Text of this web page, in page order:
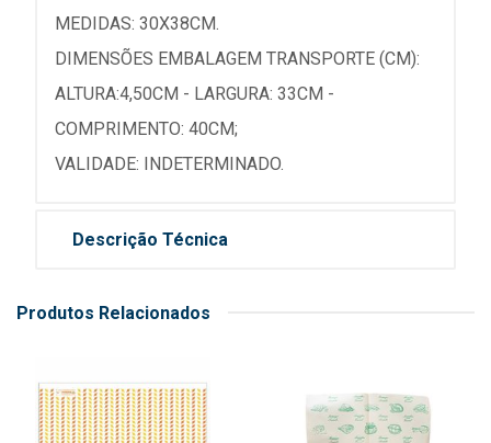
MEDIDAS: 30X38CM.
DIMENSÕES EMBALAGEM TRANSPORTE (CM):
ALTURA:4,50CM - LARGURA: 33CM -
COMPRIMENTO: 40CM;
VALIDADE: INDETERMINADO.
Descrição Técnica
Produtos Relacionados